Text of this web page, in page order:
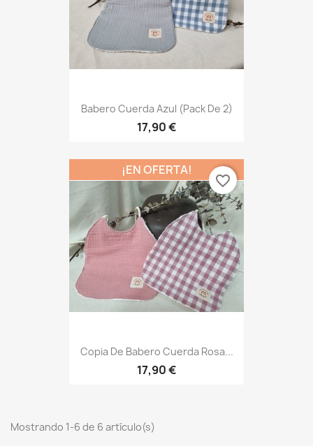
Babero Cuerda Azul (Pack De 2)
17,90 €
Copia De Babero Cuerda Rosa...
17,90 €
¡EN OFERTA!
favorite_border
Mostrando 1-6 de 6 artículo(s)